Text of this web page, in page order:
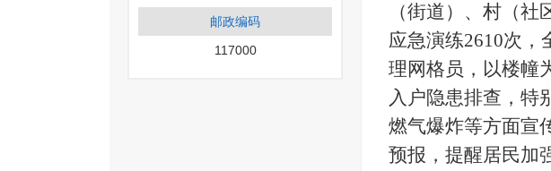
邮政编码
117000
（街道）、村（
应急演练2610次，
理网格员，以楼幢
入户隐患排查，特
燃气爆炸等方面宣
预报，提醒居民加